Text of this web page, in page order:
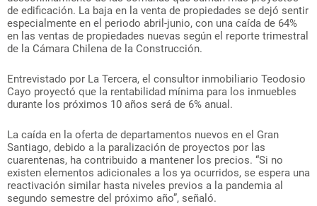
de edificación. La baja en la venta de propiedades se dejó sentir
especialmente en el periodo abril-junio, con una caída de 64%
en las ventas de propiedades nuevas según el reporte trimestral
de la Cámara Chilena de la Construcción.
Entrevistado por La Tercera, el consultor inmobiliario Teodosio
Cayo proyectó que la rentabilidad mínima para los inmuebles
durante los próximos 10 años será de 6% anual.
La caída en la oferta de departamentos nuevos en el Gran
Santiago, debido a la paralización de proyectos por las
cuarentenas, ha contribuido a mantener los precios. “Si no
existen elementos adicionales a los ya ocurridos, se espera una
reactivación similar hasta niveles previos a la pandemia al
segundo semestre del próximo año”, señaló.